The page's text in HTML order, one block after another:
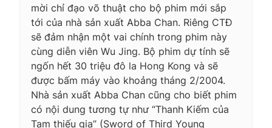
mời chỉ đạo võ thuật cho bộ phim mới sắp
tới của nhà sản xuất Abba Chan. Riêng CTĐ
sẽ đảm nhận một vai chính trong phim này
cùng diễn viên Wu Jing. Bộ phim dự tính sẽ
ngốn hết 30 triệu đô la Hong Kong và sẽ
được bấm máy vào khoảng tháng 2/2004.
Nhà sản xuất Abba Chan cũng cho biết phim
có nội dung tương tự như “Thanh Kiếm của
Tam thiếu gia” (Sword of Third Young